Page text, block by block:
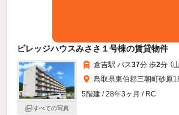
ビレッジハウスみささ１号棟の賃貸物件
すべての写真
倉吉駅 バス37分 歩2分 （
鳥取県東伯郡三朝町砂原
5階建 / 28年3ヶ月 / RC